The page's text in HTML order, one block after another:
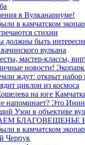
в Вулканариуме!
в камчатском
стихии
должны быть
вулкана
мастер-классы,
новости!
ждут: открыт набор
циклон из космоса
на юге
напоминает? Это
Узон в объективе
БЛАГОВЕЩЕНЬЕ
в камчатском
Черпук